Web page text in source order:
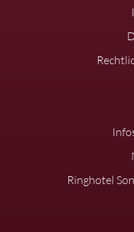
Ringhotel